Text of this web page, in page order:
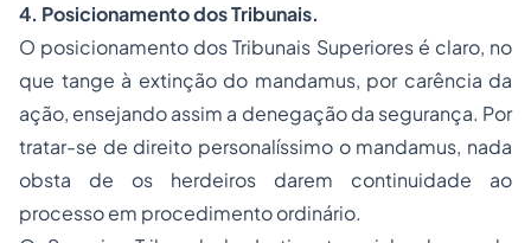
4. Posicionamento dos Tribunais.
O posicionamento dos Tribunais Superiores é claro, no
que tange à extinção do mandamus, por carência da
ação, ensejando assim a denegação da segurança. Por
tratar-se de direito personalíssimo o mandamus, nada
obsta de os herdeiros darem continuidade ao
processo em procedimento ordinário.